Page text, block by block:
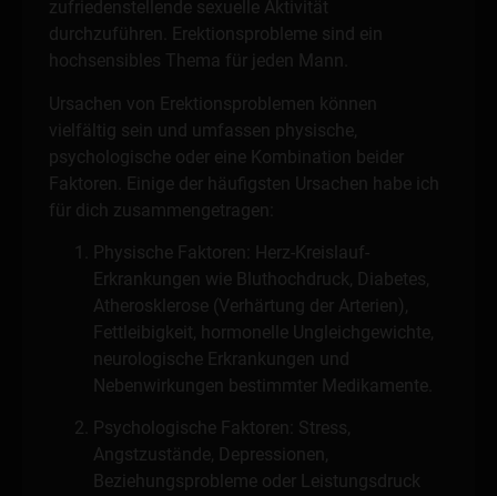
zufriedenstellende sexuelle Aktivität
durchzuführen. Erektionsprobleme sind ein
hochsensibles Thema für jeden Mann.
Ursachen von Erektionsproblemen können
vielfältig sein und umfassen physische,
psychologische oder eine Kombination beider
Faktoren. Einige der häufigsten Ursachen habe ich
für dich zusammengetragen:
Physische Faktoren: Herz-Kreislauf-
Erkrankungen wie Bluthochdruck, Diabetes,
Atherosklerose (Verhärtung der Arterien),
Fettleibigkeit, hormonelle Ungleichgewichte,
neurologische Erkrankungen und
Nebenwirkungen bestimmter Medikamente.
Psychologische Faktoren: Stress,
Angstzustände, Depressionen,
Beziehungsprobleme oder Leistungsdruck